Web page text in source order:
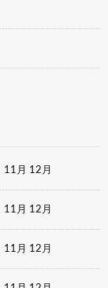
11月 12月
11月 12月
11月 12月